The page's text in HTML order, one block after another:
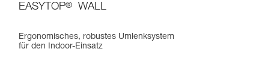
EASYTOP® WALL
Ergonomisches, robustes Umlenksystem
für den Indoor-Einsatz